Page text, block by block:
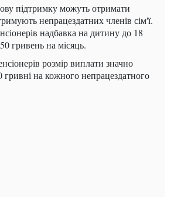
підтримку можуть отримати
непрацездатних членів сім'ї.
надбавка на дитину до 18
гривень на місяць.
розмір виплати значно
на кожного непрацездатного